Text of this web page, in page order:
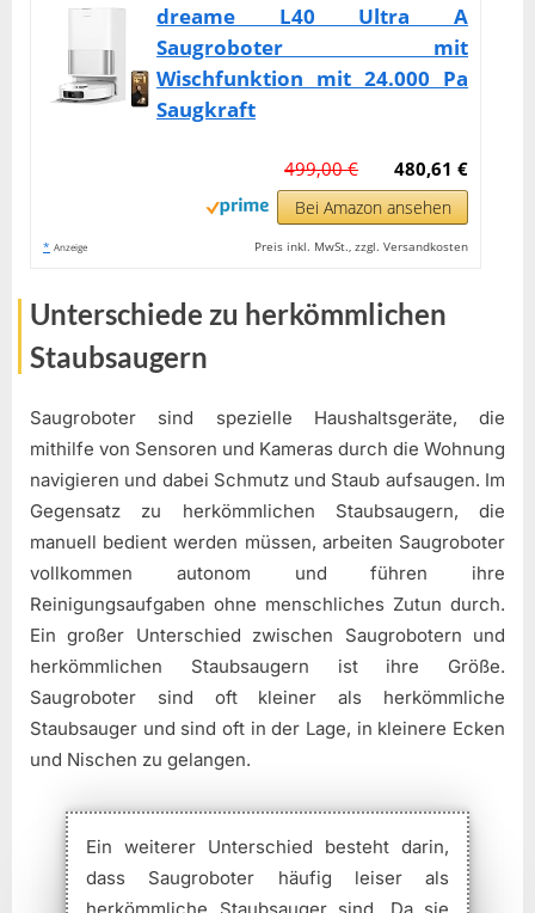
dreame L40 Ultra A
Saugroboter mit
Wischfunktion mit 24.000 Pa
Saugkraft
480,61 €
499,00 €
Bei Amazon ansehen
* Anzeige Preis inkl. MwSt., zzgl. Versandkosten
Unterschiede zu herkömmlichen
Staubsaugern
Saugroboter sind spezielle Haushaltsgeräte, die
mithilfe von Sensoren und Kameras durch die Wohnung
navigieren und dabei Schmutz und Staub aufsaugen. Im
Gegensatz zu herkömmlichen Staubsaugern, die
manuell bedient werden müssen, arbeiten Saugroboter
vollkommen autonom und führen ihre
Reinigungsaufgaben ohne menschliches Zutun durch.
Ein großer Unterschied zwischen Saugrobotern und
herkömmlichen Staubsaugern ist ihre Größe.
Saugroboter sind oft kleiner als herkömmliche
Staubsauger und sind oft in der Lage, in kleinere Ecken
und Nischen zu gelangen.
Ein weiterer Unterschied besteht darin,
dass Saugroboter häufig leiser als